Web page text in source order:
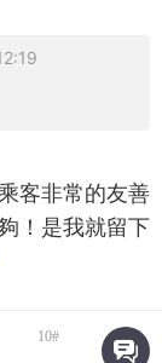
客非常的友善
！是我就留下
10#